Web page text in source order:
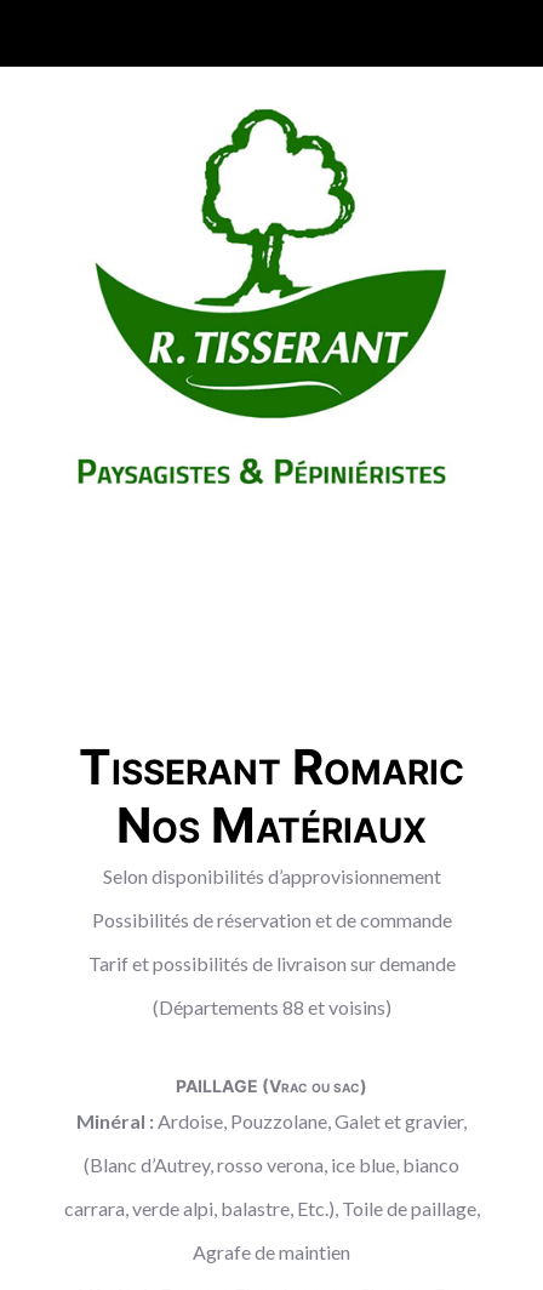
Tisserant Romaric
Nos Matériaux
Selon disponibilités d’approvisionnement
Possibilités de réservation et de commande
Tarif et possibilités de livraison sur demande
(Départements 88 et voisins)
PAILLAGE (Vrac ou sac)
Minéral :Ardoise, Pouzzolane, Galet et gravier,
(Blanc d’Autrey, rosso verona, ice blue, bianco
carrara, verde alpi, balastre, Etc.), Toile de paillage,
Agrafe de maintien